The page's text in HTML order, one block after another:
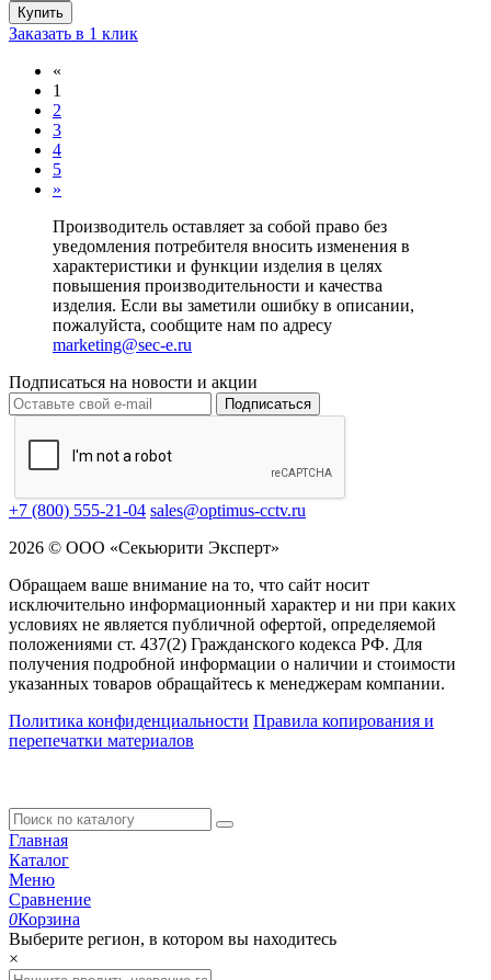
Купить
Заказать в 1 клик
«
1
2
3
4
5
»
Производитель оставляет за собой право без
уведомления потребителя вносить изменения в
характеристики и функции изделия в целях
повышения производительности и качества
изделия. Если вы заметили ошибку в описании,
пожалуйста, сообщите нам по адресу
marketing@sec-e.ru
Подписаться на новости и акции
Подписаться
+7 (800) 555-21-04 sales@optimus-cctv.ru
2026 © ООО «Секьюрити Эксперт»
Обращаем ваше внимание на то, что сайт носит
исключительно информационный характер и ни при каких
условиях не является публичной офертой, определяемой
положениями ст. 437(2) Гражданского кодекса РФ. Для
получения подробной информации о наличии и стоимости
указанных товаров обращайтесь к менеджерам компании.
Политика конфиденциальности Правила копирования и
перепечатки материалов
Главная
Каталог
Меню
Сравнение
0Корзина
Выберите регион, в котором вы находитесь
×